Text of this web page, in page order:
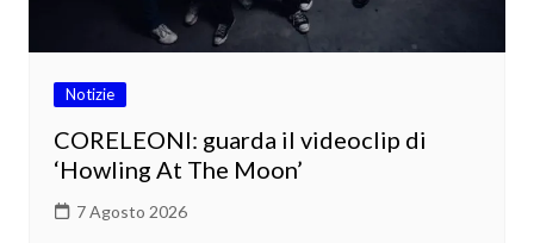
Notizie
CORELEONI: guarda il videoclip di
‘Howling At The Moon’
7 Agosto 2026